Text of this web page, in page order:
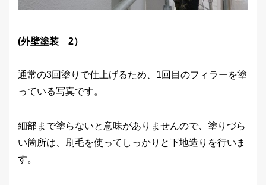
(外壁塗装 2）
通常の3回塗りで仕上げるため、1回目のフィラーを塗
っている写真です。
細部まで塗らないと意味がありませんので、塗りづら
い箇所は、刷毛を使ってしっかりと下地造りを行いま
す。